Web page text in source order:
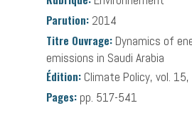
Parution: 2014
Titre Ouvrage: Dynamics of
emissions in Saudi Arabia
Édition: Climate Policy, vol. 15,
Pages: pp. 517-541